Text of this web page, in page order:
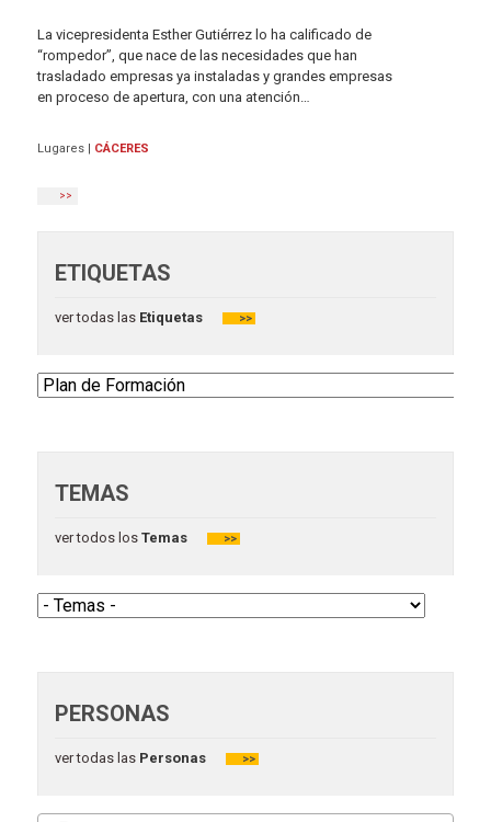
La vicepresidenta Esther Gutiérrez lo ha calificado de
“rompedor”, que nace de las necesidades que han
trasladado empresas ya instaladas y grandes empresas
en proceso de apertura, con una atención…
Lugares | CÁCERES
>>
ETIQUETAS
ver todas las Etiquetas >>
TEMAS
ver todos losTemas >>
PERSONAS
ver todas lasPersonas >>